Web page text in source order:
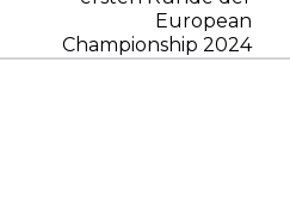
European
Championship 2024